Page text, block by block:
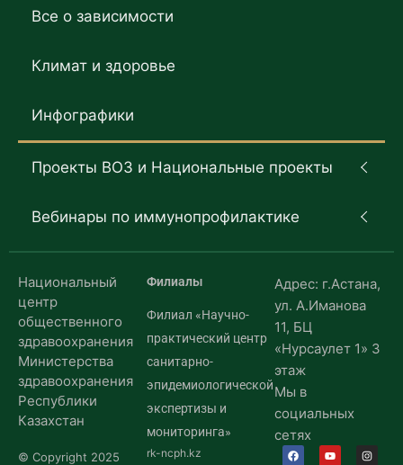
Все о зависимости
Климат и здоровье
Инфографики
Проекты ВОЗ и Национальные проекты
Вебинары по иммунопрофилактике
Национальный
центр
общественного
здравоохранения
Министерства
здравоохранения
Республики
Казахстан
© Copyright 2025
Филиалы
Филиал «Научно-
практический центр
санитарно-
эпидемиологической
экспертизы и
мониторинга»
rk-ncph.kz
Адрес: г.Астана,
ул. А.Иманова
11, БЦ
«Нурсаулет 1» 3
этаж
Мы в
социальных
сетях